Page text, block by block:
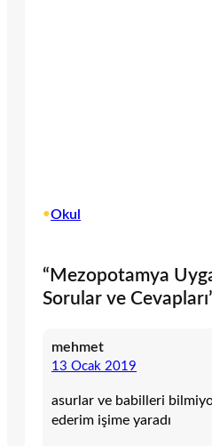
•Okul
“Mezopotamya
Sorular ve
mehmet
13 Ocak 2019
asurlar ve babilleri
ederim işime yaradı